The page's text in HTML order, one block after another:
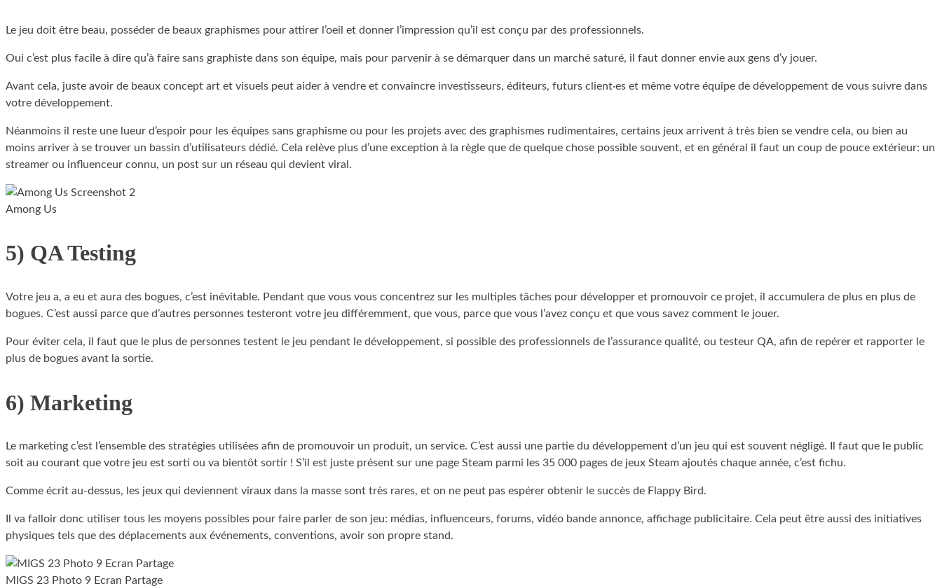
Le jeu doit être beau, posséder de beaux graphismes pour attirer l’oeil et donner l’impression qu’il est conçu par des professionnels.
Oui c’est plus facile à dire qu’à faire sans graphiste dans son équipe, mais pour parvenir à se démarquer dans un marché saturé, il faut donner envie aux gens d’y jouer.
Avant cela, juste avoir de beaux concept art et visuels peut aider à vendre et convaincre investisseurs, éditeurs, futurs client·es et même votre équipe de développement de vous suivre dans
votre développement.
Néanmoins il reste une lueur d’espoir pour les équipes sans graphisme ou pour les projets avec des graphismes rudimentaires, certains jeux arrivent à très bien se vendre cela, ou bien au
moins arriver à se trouver un bassin d’utilisateurs dédié. Cela relève plus d’une exception à la règle que de quelque chose possible souvent, et en général il faut un coup de pouce extérieur: un
streamer ou influenceur connu, un post sur un réseau qui devient viral.
Among Us
5) QA Testing
Votre jeu a, a eu et aura des bogues, c’est inévitable. Pendant que vous vous concentrez sur les multiples tâches pour développer et promouvoir ce projet, il accumulera de plus en plus de
bogues. C’est aussi parce que d’autres personnes testeront votre jeu différemment, que vous, parce que vous l’avez conçu et que vous savez comment le jouer.
Pour éviter cela, il faut que le plus de personnes testent le jeu pendant le développement, si possible des professionnels de l’assurance qualité, ou testeur QA, afin de repérer et rapporter le
plus de bogues avant la sortie.
6) Marketing
Le marketing c’est l’ensemble des stratégies utilisées afin de promouvoir un produit, un service. C’est aussi une partie du développement d’un jeu qui est souvent négligé. Il faut que le public
soit au courant que votre jeu est sorti ou va bientôt sortir ! S’il est juste présent sur une page Steam parmi les 35 000 pages de jeux Steam ajoutés chaque année, c’est fichu.
Comme écrit au-dessus, les jeux qui deviennent viraux dans la masse sont très rares, et on ne peut pas espérer obtenir le succès de Flappy Bird.
Il va falloir donc utiliser tous les moyens possibles pour faire parler de son jeu: médias, influenceurs, forums, vidéo bande annonce, affichage publicitaire. Cela peut être aussi des initiatives
physiques tels que des déplacements aux événements, conventions, avoir son propre stand.
MIGS 23 Photo 9 Ecran Partage